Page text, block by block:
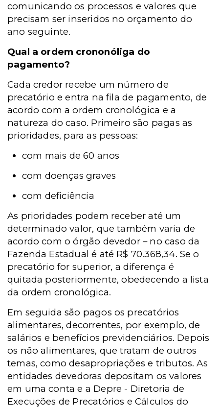
comunicando os processos e valores que
precisam ser inseridos no orçamento do
ano seguinte.
Qual a ordem crononóliga do
pagamento?
Cada credor recebe um número de
precatório e entra na fila de pagamento, de
acordo com a ordem cronológica e a
natureza do caso. Primeiro são pagas as
prioridades, para as pessoas:
com mais de 60 anos
com doenças graves
com deficiência
As prioridades podem receber até um
determinado valor, que também varia de
acordo com o órgão devedor – no caso da
Fazenda Estadual é até R$ 70.368,34. Se o
precatório for superior, a diferença é
quitada posteriormente, obedecendo a lista
da ordem cronológica.
Em seguida são pagos os precatórios
alimentares, decorrentes, por exemplo, de
salários e benefícios previdenciários. Depois
os não alimentares, que tratam de outros
temas, como desapropriações e tributos. As
entidades devedoras depositam os valores
em uma conta e a Depre - Diretoria de
Execuções de Precatórios e Cálculos do